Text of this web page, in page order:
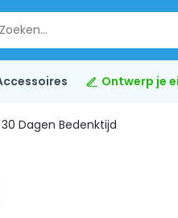
Ontwerp je
30 Dagen Bedenktijd